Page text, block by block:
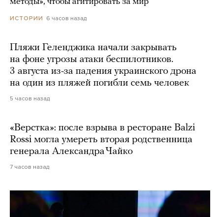
ИСТОРИИ 6 часов назад
Пляжи Геленджика начали закрывать
на фоне угрозы атаки беспилотников.
3 августа из-за падения украинского дрона
на один из пляжей погибли семь человек
5 часов назад
«Верстка»: после взрыва в ресторане Balzi
Rossi могла умереть вторая родственница
генерала Александра Чайко
7 часов назад